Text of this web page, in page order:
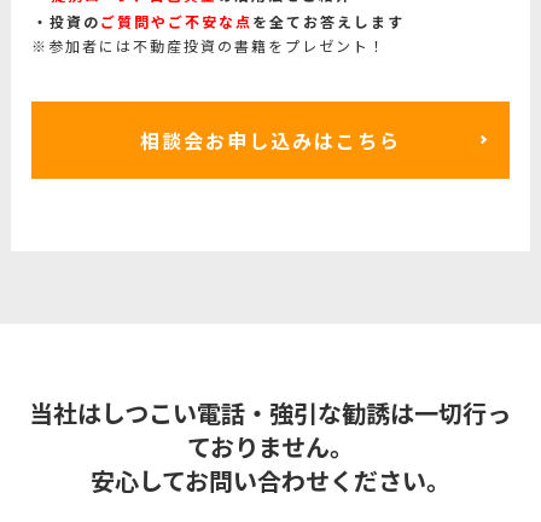
投資のご質問やご不安な点 を全てお答えします
※参加者には不動産投資の書籍をプレゼント！
相談会お申し込みはこちら
当社はしつこい電話・強引な勧誘は一切行っ
ておりません。
安心してお問い合わせください。